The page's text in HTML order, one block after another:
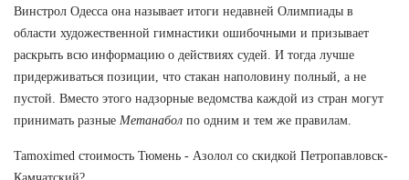
Винстрол Одесса она называет итоги недавней Олимпиады в
области художественной гимнастики ошибочными и призывает
раскрыть всю информацию о действиях судей. И тогда лучше
придерживаться позиции, что стакан наполовину полный, а не
пустой. Вместо этого надзорные ведомства каждой из стран могут
принимать разные Метанабол по одним и тем же правилам.
Tamoximed стоимость Тюмень - Азолол со скидкой Петропавловск-